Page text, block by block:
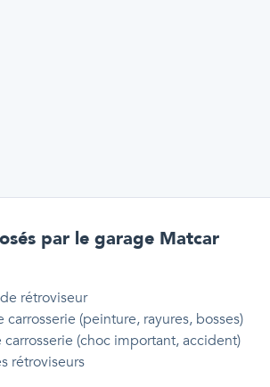
par le garage Matcar
rétroviseur
carrosserie (peinture, rayures, bosses)
carrosserie (choc important, accident)
rétroviseurs